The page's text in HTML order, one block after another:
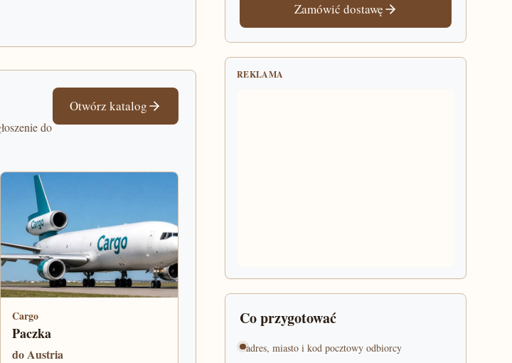
do
Otwórz katalog
Cargo
Paczka
do Austria
Zamówić dostawę
REKLAMA
Co przygotować
adres, miasto i kod pocztowy odbiorcy